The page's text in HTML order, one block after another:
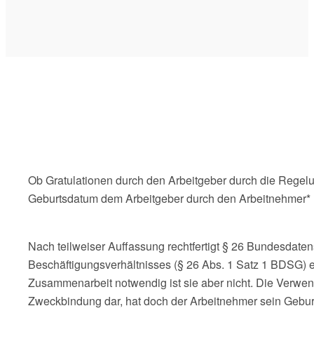
Ob Gratulationen durch den Arbeitgeber durch die
Geburtsdatum dem Arbeitgeber durch den
Nach teilweiser Auffassung rechtfertigt § 26
Beschäftigungsverhältnisses (§ 26 Abs. 1 Satz 1
Zusammenarbeit notwendig ist sie aber nicht. Die
Zweckbindung dar, hat doch der Arbeitnehmer sein